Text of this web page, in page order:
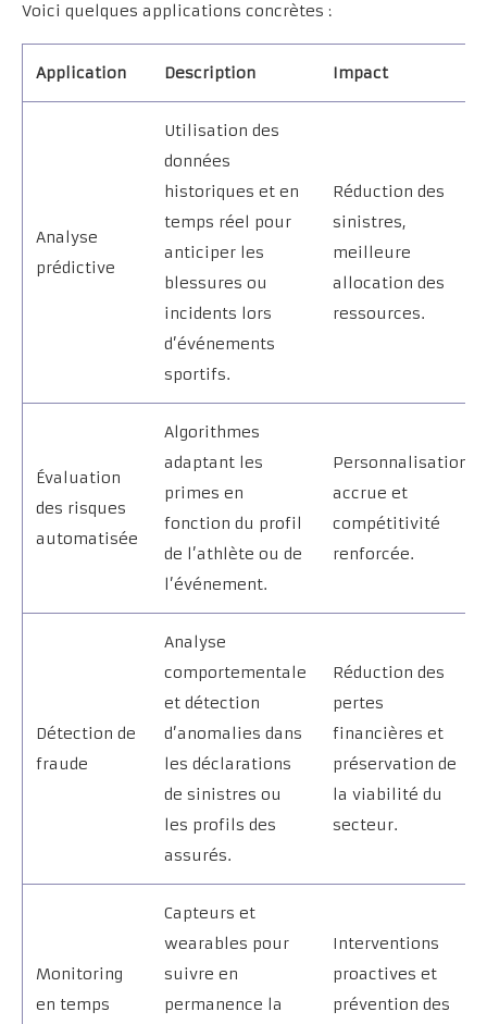
Voici quelques applications concrètes :
Application Description Impact
Analyse
prédictive
Utilisation des
données
historiques et en
temps réel pour
anticiper les
blessures ou
incidents lors
d’événements
sportifs.
Réduction des
sinistres,
meilleure
allocation des
ressources.
Évaluation
des risques
automatisée
Algorithmes
adaptant les
primes en
fonction du profil
de l’athlète ou de
l’événement.
Personnalisation
accrue et
compétitivité
renforcée.
Détection de
fraude
Analyse
comportementale
et détection
d’anomalies dans
les déclarations
de sinistres ou
les profils des
assurés.
Réduction des
pertes
financières et
préservation de
la viabilité du
secteur.
Monitoring
en temps
Capteurs et
wearables pour
suivre en
permanence la
Interventions
proactives et
prévention des